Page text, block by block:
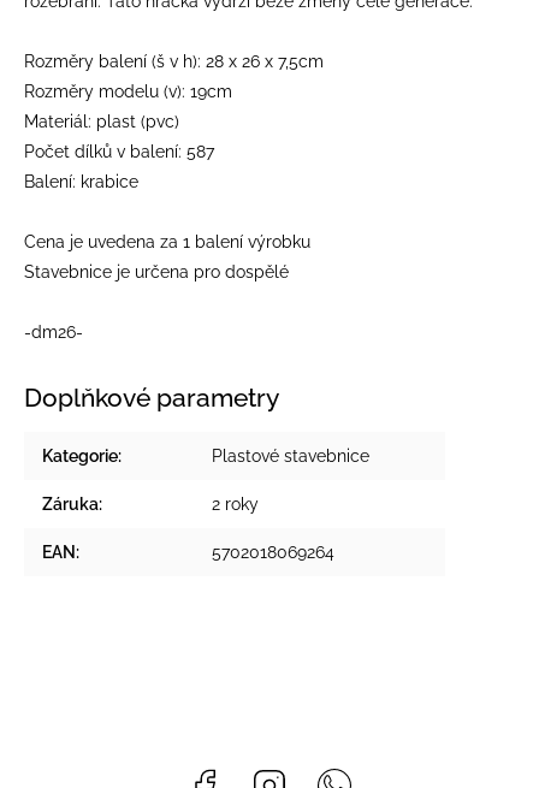
Rozměry balení (š v h): 28 x 26 x 7,5cm
Rozměry modelu (v): 19cm
Materiál: plast (pvc)
Počet dílků v balení: 587
Balení: krabice
Cena je uvedena za 1 balení výrobku
Stavebnice je určena pro dospělé
-dm26-
Doplňkové parametry
Kategorie: Plastové stavebnice
Záruka: 2 roky
EAN: 5702018069264
Facebook Instagram